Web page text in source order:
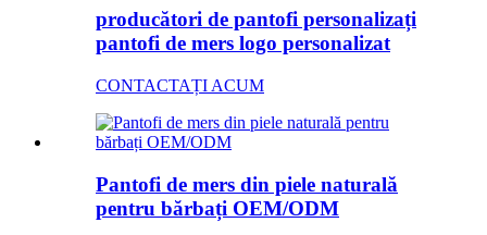
producători de pantofi personalizați
pantofi de mers logo personalizat
CONTACTAȚI ACUM
Pantofi de mers din piele naturală
pentru bărbați OEM/ODM